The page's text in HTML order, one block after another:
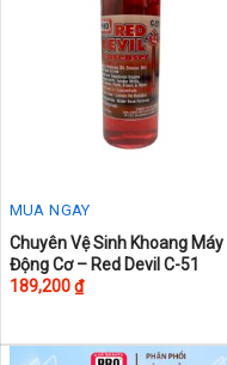
MUA NGAY
This
product
has
variants.
Chuyên Vệ Sinh Khoang Máy
Động Cơ – Red Devil C-51
189,200₫